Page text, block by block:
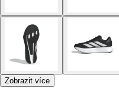
Zobrazit více